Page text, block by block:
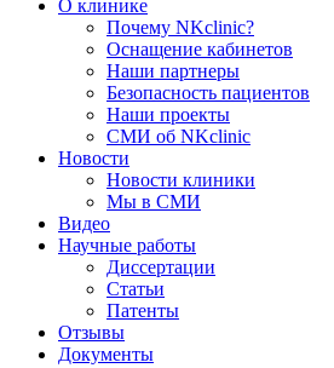
О клинике
Почему NKclinic?
Оснащение кабинетов
Наши партнеры
Безопасность пациентов
Наши проекты
СМИ об NKclinic
Новости
Новости клиники
Мы в СМИ
Видео
Научные работы
Диссертации
Статьи
Патенты
Отзывы
Документы